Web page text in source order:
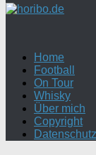
Home
Football
On Tour
Whisky
Über mich
Copyright
Datenschutz